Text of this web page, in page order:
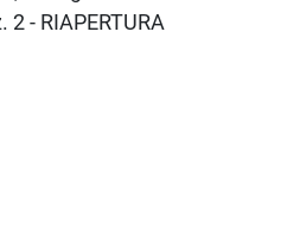
- RIAPERTURA